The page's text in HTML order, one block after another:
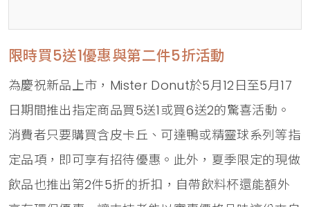
限時買5送1優惠與第二件5折活動
為慶祝新品上市，Mister Donut於5月12日至5月17
日期間推出指定商品買5送1或買6送2的驚喜活動。
消費者只要購買含皮卡丘、可達鴨或精靈球系列等指
定品項，即可享有招待優惠。此外，夏季限定的現做
飲品也推出第2件5折的折扣，自帶飲料杯還能額外